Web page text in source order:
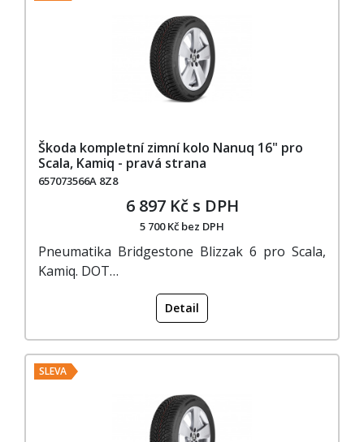
Škoda kompletní zimní kolo Nanuq 16" pro
Scala, Kamiq - pravá strana
657073566A 8Z8
6 897 Kč s DPH
5 700 Kč bez DPH
Pneumatika Bridgestone Blizzak 6 pro Scala,
Kamiq. DOT…
Detail
SLEVA